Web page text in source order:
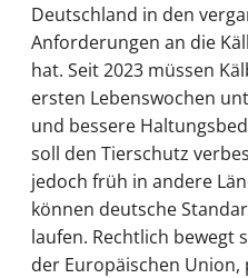
Deutschland in den
Anforderungen an die
hat. Seit 2023 müssen
ersten Lebenswochen
und bessere
soll den Tierschutz
jedoch früh in andere
können deutsche
laufen. Rechtlich bewegt
der Europäischen